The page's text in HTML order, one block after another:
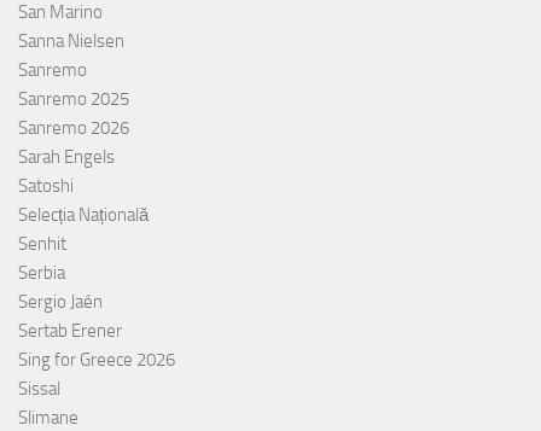
San Marino
Sanna Nielsen
Sanremo
Sanremo 2025
Sanremo 2026
Sarah Engels
Satoshi
Selecția Națională
Senhit
Serbia
Sergio Jaén
Sertab Erener
Sing for Greece 2026
Sissal
Slimane